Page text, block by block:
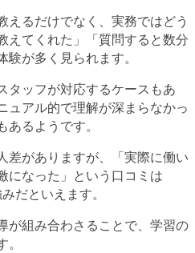
えるだけでなく、実務ではどう
えてくれた」「質問すると数分
が多く見られます。
タッフが対応するケースもあ
ュアル的で理解が深まらなかっ
るようです。
差がありますが、「実際に働い
になった」という口コミは
だといえます。
が組み合わさることで、学習の